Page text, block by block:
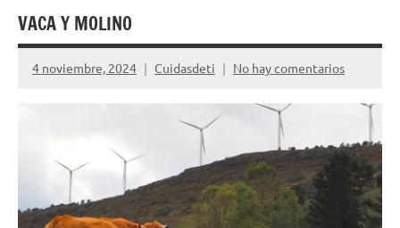
VACA Y MOLINO
4 noviembre, 2024 Cuidasdeti No hay comentarios